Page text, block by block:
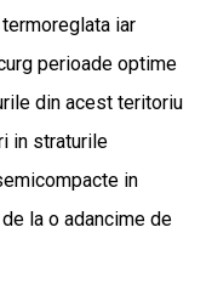
iar
perioade optime
din acest teritoriu
in straturile
in
la o adancime de